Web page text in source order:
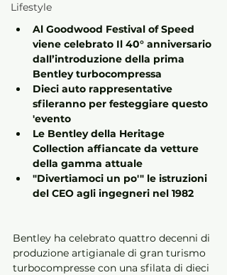
Lifestyle
Al Goodwood Festival of Speed
viene celebrato Il 40° anniversario
dall’introduzione della prima
Bentley turbocompressa
Dieci auto rappresentative
sfileranno per festeggiare questo
'evento
Le Bentley della Heritage
Collection affiancate da vetture
della gamma attuale
"Divertiamoci un po'" le istruzioni
del CEO agli ingegneri nel 1982
Bentley ha celebrato quattro decenni di
produzione artigianale di gran turismo
turbocompresse con una sfilata di dieci